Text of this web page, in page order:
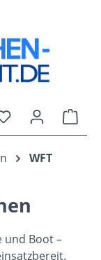
Du hast 0
WFT
und Boot –